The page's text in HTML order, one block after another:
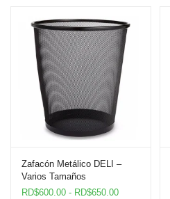
Zafacón Metálico DELI –
Varios Tamaños
RD$600.00 - RD$650.00Rango